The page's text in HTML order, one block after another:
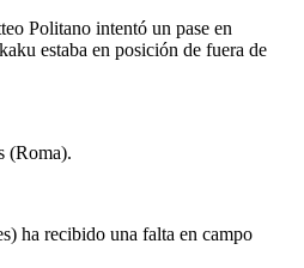
Politano intentó un pase en
estaba en posición de fuera de
(Roma).
ha recibido una falta en campo